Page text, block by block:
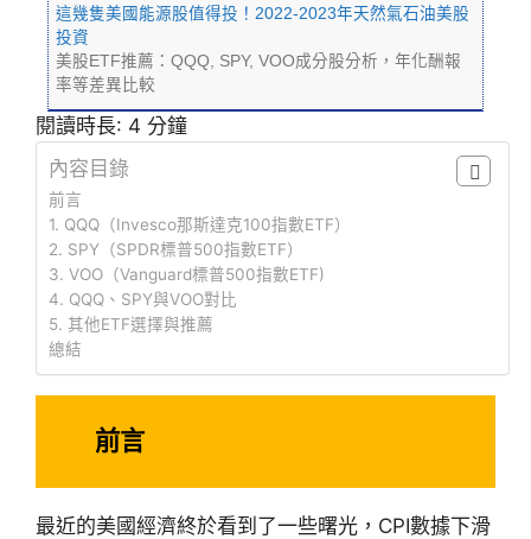
這幾隻美國能源股值得投！2022-2023年天然氣石油美股
投資
美股ETF推薦：QQQ, SPY, VOO成分股分析，年化酬報
率等差異比較
閱讀時長: 4 分鐘
內容目錄
前言
1. QQQ（Invesco那斯達克100指數ETF）
2. SPY（SPDR標普500指數ETF）
3. VOO（Vanguard標普500指數ETF)
4. QQQ、SPY與VOO對比
5. 其他ETF選擇與推薦
總結
前言
最近的美國經濟終於看到了一些曙光，CPI數據下滑